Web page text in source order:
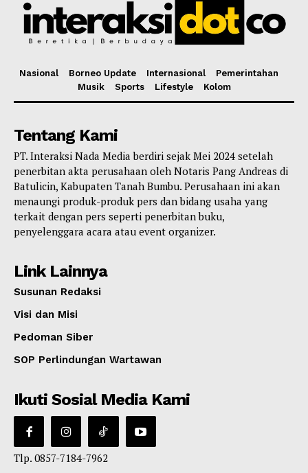
Nasional Borneo Update Internasional
Pemerintahan
Musik
Sports Lifestyle Kolom
Tentang Kami
PT. Interaksi Nada Media berdiri sejak Mei 2024 setelah
penerbitan akta perusahaan oleh Notaris Pang Andreas di
Batulicin, Kabupaten Tanah Bumbu. Perusahaan ini akan
menaungi produk-produk pers dan bidang usaha yang
terkait dengan pers seperti penerbitan buku,
penyelenggara acara atau event organizer.
Link Lainnya
Susunan Redaksi
Visi dan Misi
Pedoman Siber
SOP Perlindungan Wartawan
Ikuti Sosial Media Kami
Tlp. 0857-7184-7962